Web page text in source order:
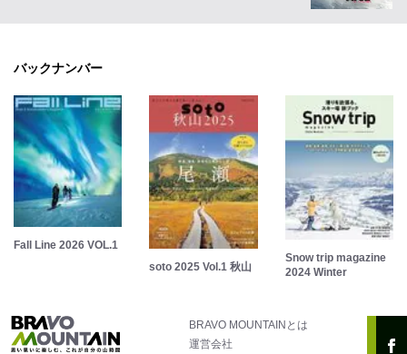
バックナンバー
Fall Line 2026 VOL.1
soto 2025 Vol.1 秋山
Snow trip magazine
2024 Winter
BRAVO MOUNTAINとは
運営会社